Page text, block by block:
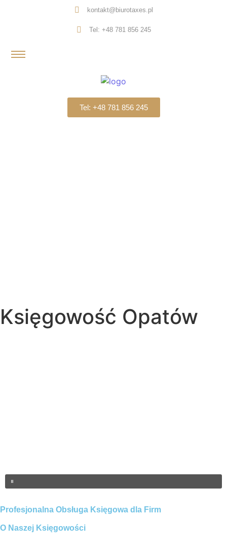
kontakt@biurotaxes.pl
Tel: +48 781 856 245
Tel: +48 781 856 245
Księgowość Opatów
Profesjonalna Obsługa Księgowa dla Firm
O Naszej Księgowości